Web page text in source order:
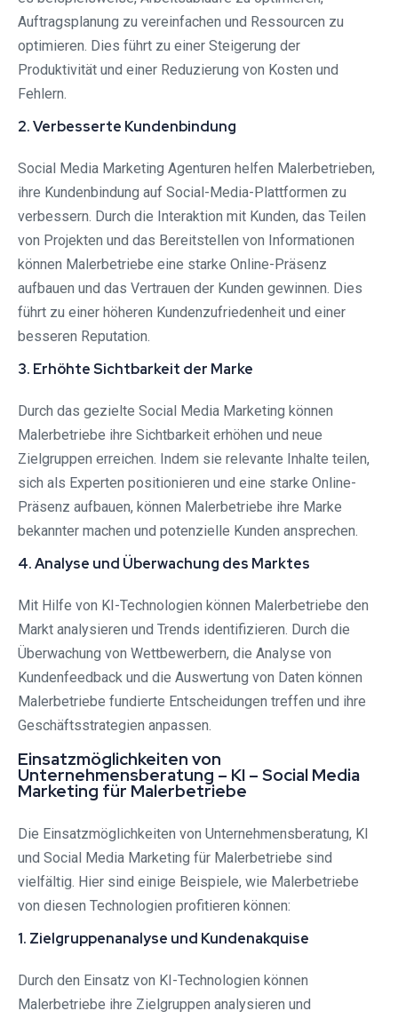
Auftragsplanung zu vereinfachen und Ressourcen zu
optimieren. Dies führt zu einer Steigerung der
Produktivität und einer Reduzierung von Kosten und
Fehlern.
2. Verbesserte Kundenbindung
Social Media Marketing Agenturen helfen Malerbetrieben,
ihre Kundenbindung auf Social-Media-Plattformen zu
verbessern. Durch die Interaktion mit Kunden, das Teilen
von Projekten und das Bereitstellen von Informationen
können Malerbetriebe eine starke Online-Präsenz
aufbauen und das Vertrauen der Kunden gewinnen. Dies
führt zu einer höheren Kundenzufriedenheit und einer
besseren Reputation.
3. Erhöhte Sichtbarkeit der Marke
Durch das gezielte Social Media Marketing können
Malerbetriebe ihre Sichtbarkeit erhöhen und neue
Zielgruppen erreichen. Indem sie relevante Inhalte teilen,
sich als Experten positionieren und eine starke Online-
Präsenz aufbauen, können Malerbetriebe ihre Marke
bekannter machen und potenzielle Kunden ansprechen.
4. Analyse und Überwachung des Marktes
Mit Hilfe von KI-Technologien können Malerbetriebe den
Markt analysieren und Trends identifizieren. Durch die
Überwachung von Wettbewerbern, die Analyse von
Kundenfeedback und die Auswertung von Daten können
Malerbetriebe fundierte Entscheidungen treffen und ihre
Geschäftsstrategien anpassen.
Einsatzmöglichkeiten von
Unternehmensberatung – KI – Social Media
Marketing für Malerbetriebe
Die Einsatzmöglichkeiten von Unternehmensberatung, KI
und Social Media Marketing für Malerbetriebe sind
vielfältig. Hier sind einige Beispiele, wie Malerbetriebe
von diesen Technologien profitieren können:
1. Zielgruppenanalyse und Kundenakquise
Durch den Einsatz von KI-Technologien können
Malerbetriebe ihre Zielgruppen analysieren und